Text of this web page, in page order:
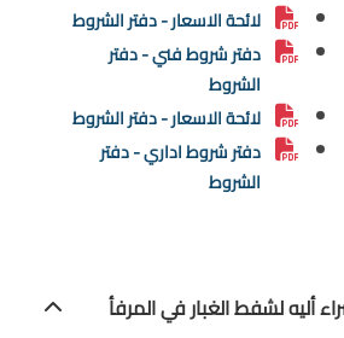
لائحة الاسعار - دفتر الشروط
دفتر شروط فني - دفتر
الشروط
لائحة الاسعار - دفتر الشروط
دفتر شروط اداري - دفتر
الشروط